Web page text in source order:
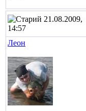
21.08.2009,
14:57
Леон